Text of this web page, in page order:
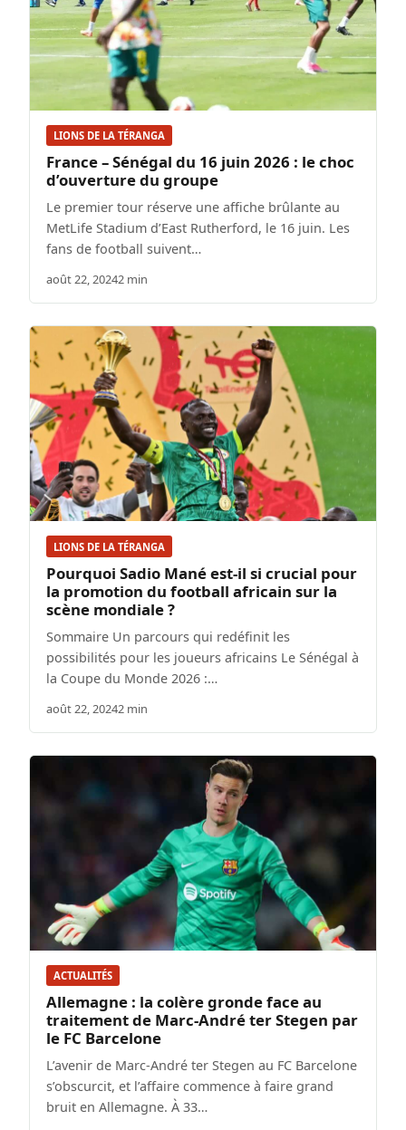
LIONS DE LA TÉRANGA
France – Sénégal du 16 juin 2026 : le choc
d’ouverture du groupe
Le premier tour réserve une affiche brûlante au
MetLife Stadium d’East Rutherford, le 16 juin. Les
fans de football suivent…
août 22, 20242 min
LIONS DE LA TÉRANGA
Pourquoi Sadio Mané est-il si crucial pour
la promotion du football africain sur la
scène mondiale ?
Sommaire Un parcours qui redéfinit les
possibilités pour les joueurs africains Le Sénégal à
la Coupe du Monde 2026 :…
août 22, 20242 min
ACTUALITÉS
Allemagne : la colère gronde face au
traitement de Marc-André ter Stegen par
le FC Barcelone
L’avenir de Marc-André ter Stegen au FC Barcelone
s’obscurcit, et l’affaire commence à faire grand
bruit en Allemagne. À 33…